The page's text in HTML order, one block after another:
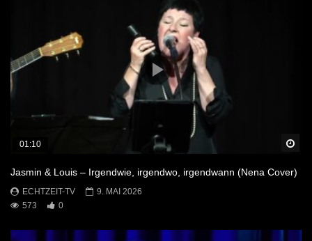
01:10
Jasmin & Louis – Irgendwie, irgendwo, irgendwann (Nena Cover)
ECHTZEIT-TV
9. MAI 2026
573
0